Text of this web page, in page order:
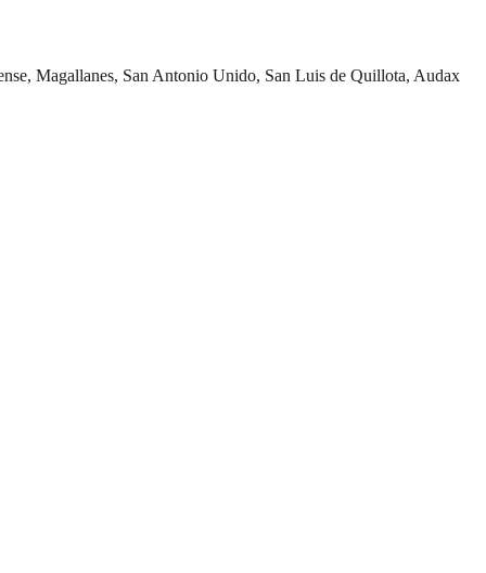
Magallanes, San Antonio Unido, San Luis de Quillota, Audax